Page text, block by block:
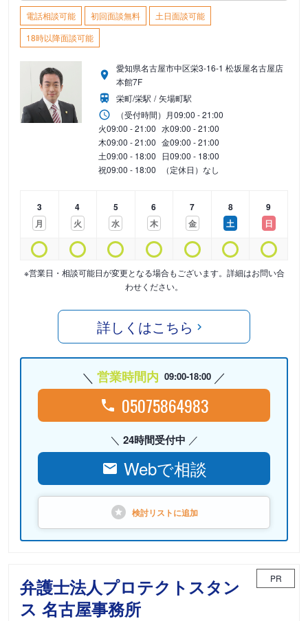
電話相談可能 初回面談無料
土日面談可能
18時以降面談可能
愛知県名古屋市中区栄3-16-1 松坂屋名古屋店
本館7F
栄町/栄駅
矢場町駅
（受付時間） 月09:00 - 21:00
火09:00 - 21:00 水09:00 - 21:00
木09:00 - 21:00 金09:00 - 21:00
土09:00 - 18:00 日09:00 - 18:00
祝09:00 - 18:00 （定休日）なし
3
月
4
火
5
水
6
木
7
金
8
土
9
日
※営業日・相談可能日が変更となる場合もございます。詳細はお問い合
わせください。
詳しくはこちら
営業時間内 09:00-18:00
05075864983
24時間受付中
Webで相談
検討リストに追加
弁護士法人プロテクトスタン
ス 名古屋事務所
PR